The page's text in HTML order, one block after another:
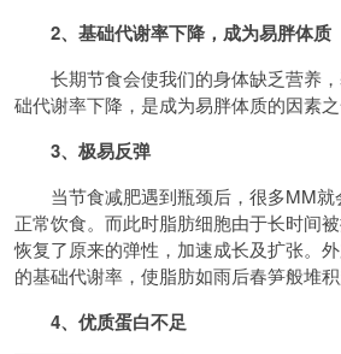
2、基础代谢率下降，成为易胖体质
长期节食会使我们的身体缺乏营养，
础代谢率下降，是成为易胖体质的因素之
3、极易反弹
当节食减肥遇到瓶颈后，很多MM就
正常饮食。而此时脂肪细胞由于长时间
恢复了原来的弹性，加速成长及扩张。
的基础代谢率，使脂肪如雨后春笋般堆积
4、优质蛋白不足